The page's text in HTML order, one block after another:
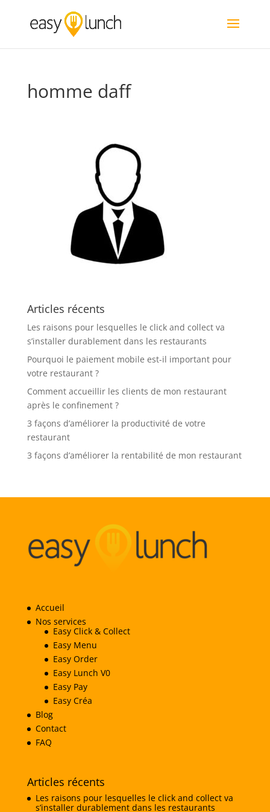
homme daff
Articles récents
Les raisons pour lesquelles le click and collect va
s’installer durablement dans les restaurants
Pourquoi le paiement mobile est-il important pour
votre restaurant ?
Comment accueillir les clients de mon restaurant
après le confinement ?
3 façons d’améliorer la productivité de votre
restaurant
3 façons d’améliorer la rentabilité de mon restaurant
Accueil
Nos services
Easy Click & Collect
Easy Menu
Easy Order
Easy Lunch V0
Easy Pay
Easy Créa
Blog
Contact
FAQ
Articles récents
Les raisons pour lesquelles le click and collect va
s’installer durablement dans les restaurants